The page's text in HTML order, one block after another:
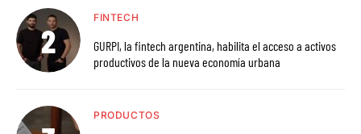
FINTECH
GURPI, la fintech argentina, habilita el acceso a activos
productivos de la nueva economía urbana
PRODUCTOS